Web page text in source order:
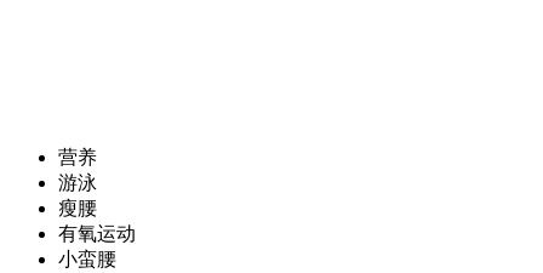
营养
游泳
瘦腰
有氧运动
小蛮腰